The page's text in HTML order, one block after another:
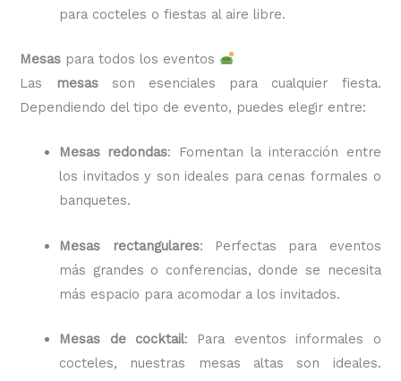
para cocteles o fiestas al aire libre.
Mesas para todos los eventos
Las
mesasson esenciales para cualquier fiesta.
Dependiendo del tipo de evento, puedes elegir entre:
Mesas redondas: Fomentan la interacción entre
los invitados y son ideales para cenas formales o
banquetes.
Mesas rectangulares: Perfectas para eventos
más grandes o conferencias, donde se necesita
más espacio para acomodar a los invitados.
Mesas de cocktail: Para eventos informales o
cocteles, nuestras mesas altas son ideales.